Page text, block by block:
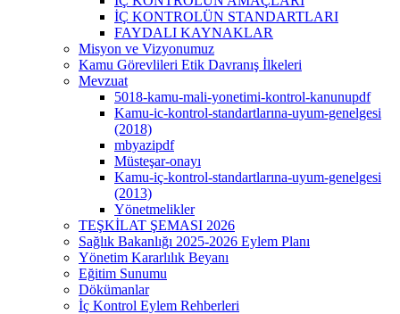
İÇ KONTROLÜN STANDARTLARI
FAYDALI KAYNAKLAR
Misyon ve Vizyonumuz
Kamu Görevlileri Etik Davranış İlkeleri
Mevzuat
5018-kamu-mali-yonetimi-kontrol-kanunupdf
Kamu-ic-kontrol-standartlarına-uyum-genelgesi
(2018)
mbyazipdf
Müsteşar-onayı
Kamu-iç-kontrol-standartlarına-uyum-genelgesi
(2013)
Yönetmelikler
TEŞKİLAT ŞEMASI 2026
Sağlık Bakanlığı 2025-2026 Eylem Planı
Yönetim Kararlılık Beyanı
Eğitim Sunumu
Dökümanlar
İç Kontrol Eylem Rehberleri